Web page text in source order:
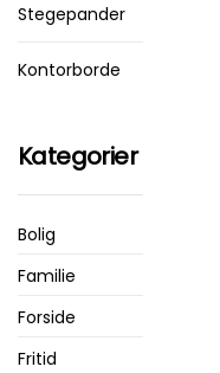
Stegepander
Kontorborde
Kategorier
Bolig
Familie
Forside
Fritid